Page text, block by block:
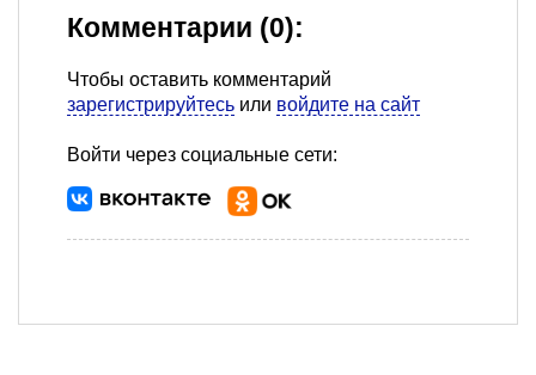
Комментарии (0):
Чтобы оставить комментарий
зарегистрируйтесь или войдите на сайт
Войти через социальные сети: